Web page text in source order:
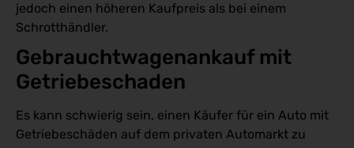
jedoch einen höheren Kaufpreis als bei einem
Schrotthändler.
Gebrauchtwagenankauf mit
Getriebeschaden
Es kann schwierig sein, einen Käufer für ein Auto mit
Getriebeschäden auf dem privaten Automarkt zu